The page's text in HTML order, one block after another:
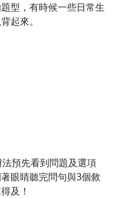
型，有時候一些日常生
起來。
預先看到問題及選項
眼睛聽完問句與3個敘
及！